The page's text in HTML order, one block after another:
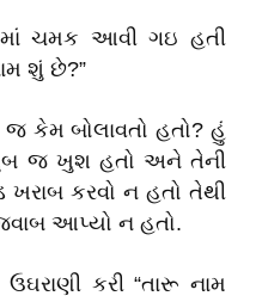
ચમક આવી ગઇ હતી
શું છે?”
જ કેમ બોલાવતો હતો? હું
ખુબ જ ખુશ હતો અને તેની
ખરાબ કરવો ન હતો તેથી
આપ્યો ન હતો.
કરી “તારૂ નામ